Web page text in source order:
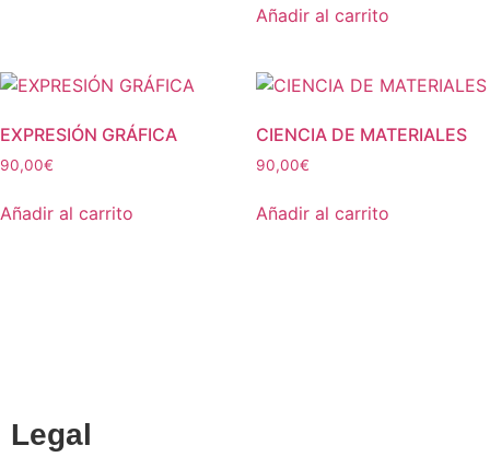
Añadir al carrito
EXPRESIÓN GRÁFICA
90,00€
Añadir al carrito
CIENCIA DE MATERIALES
90,00€
Añadir al carrito
Legal